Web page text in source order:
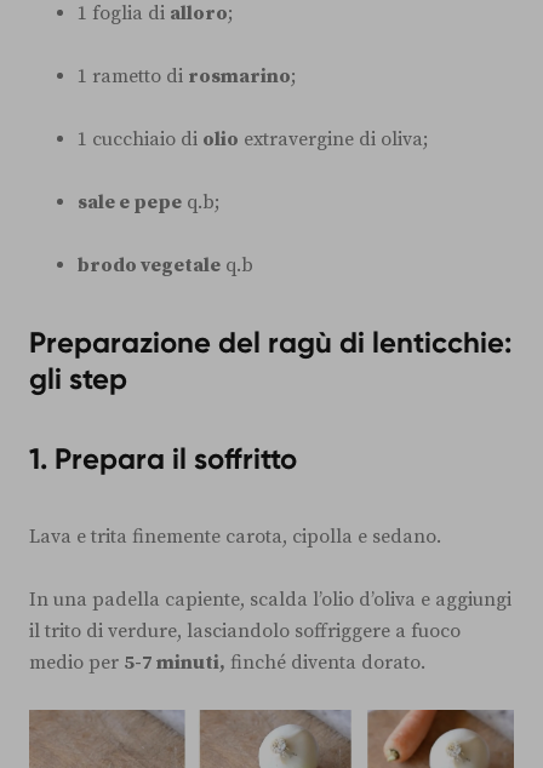
1 foglia di alloro;
1 rametto di rosmarino;
1 cucchiaio di olio extravergine di oliva;
sale e pepe q.b;
brodo vegetale q.b
Preparazione del ragù di lenticchie:
gli step
1. Prepara il soffritto
Lava e trita finemente carota, cipolla e sedano.
In una padella capiente, scalda l’olio d’oliva e aggiungi
il trito di verdure, lasciandolo soffriggere a fuoco
medio per 5-7 minuti, finché diventa dorato.